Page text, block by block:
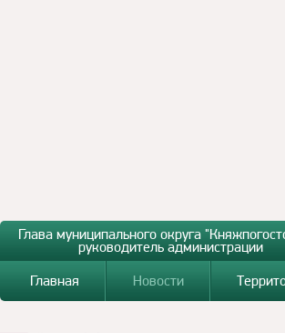
Глава муниципального округа
руководитель администрации
Главная
Новости